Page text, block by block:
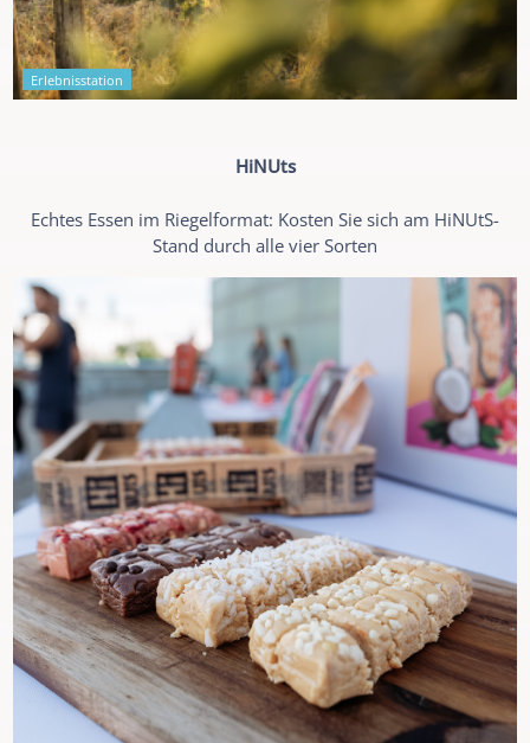
Erlebnisstation
HiNUts
Echtes Essen im Riegelformat: Kosten Sie sich am HiNUtS-
Stand durch alle vier Sorten